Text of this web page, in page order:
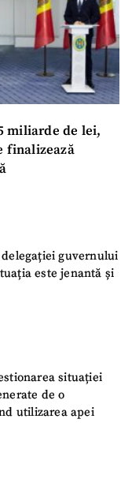
miliarde de lei,
finalizează
delegației guvernului
este jenantă și
situației
de o
utilizarea apei